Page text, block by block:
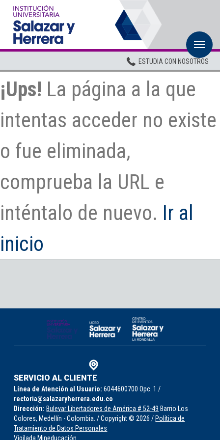
ESTUDIA CON NOSOTROS
¡Ups! La página a la que
intentas acceder no existe
o fue eliminada,
comprueba la URL e
inténtalo de nuevo. Ir al
inicio
SERVICIO AL CLIENTE
Línea de Atención al Usuario: 6044600700 Opc. 1 /
rectoria@salazaryherrera.edu.co
Dirección: Bulevar Libertadores de América # 52-49 Barrio Los
Colores, Medellín - Colombia. / Copyright © 2026 / Política de
Tratamiento de Datos Personales
Vigilada Mineducación
Pregrados
ADMISIONES
BIENESTAR
BIBLIOTECA
Consultorio Juridico
Inscripciones
Estudiantes
Egresados
Docentes
Campus virtual
Pagos